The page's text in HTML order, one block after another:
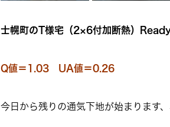
士幌町のT様宅（2×6付加断熱）
Q値＝1.03 UA値＝0.26
今日から残りの通気下地が始まります